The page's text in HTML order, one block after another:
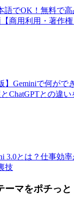
語でOK！無料で
商用利用・著作権
】Geminiで何がで
ChatGPTとの違い
3.0とは？仕事効
技
マをポチっと